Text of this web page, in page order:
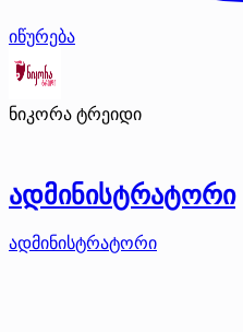
იწურება
ნიკორა ტრეიდი
ადმინისტრატორი
ადმინისტრატორი